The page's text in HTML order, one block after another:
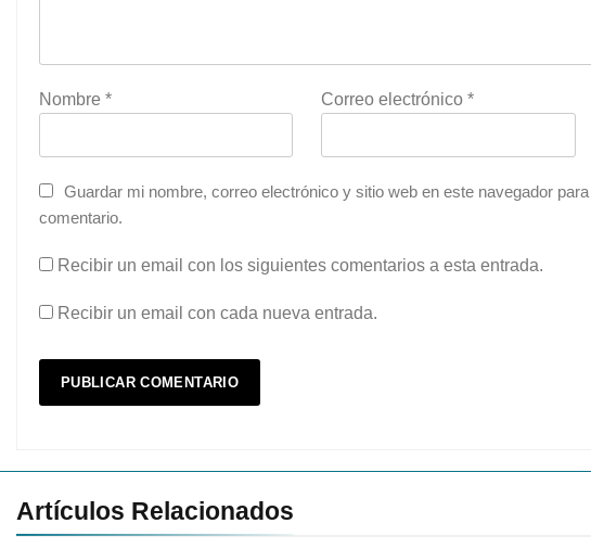
Nombre * Correo electrónico*
Guardar mi nombre, correo electrónico y sitio web en este navegador
comentario.
Recibir un email con los siguientes comentarios a esta entrada.
Recibir un email con cada nueva entrada.
Artículos Relacionados